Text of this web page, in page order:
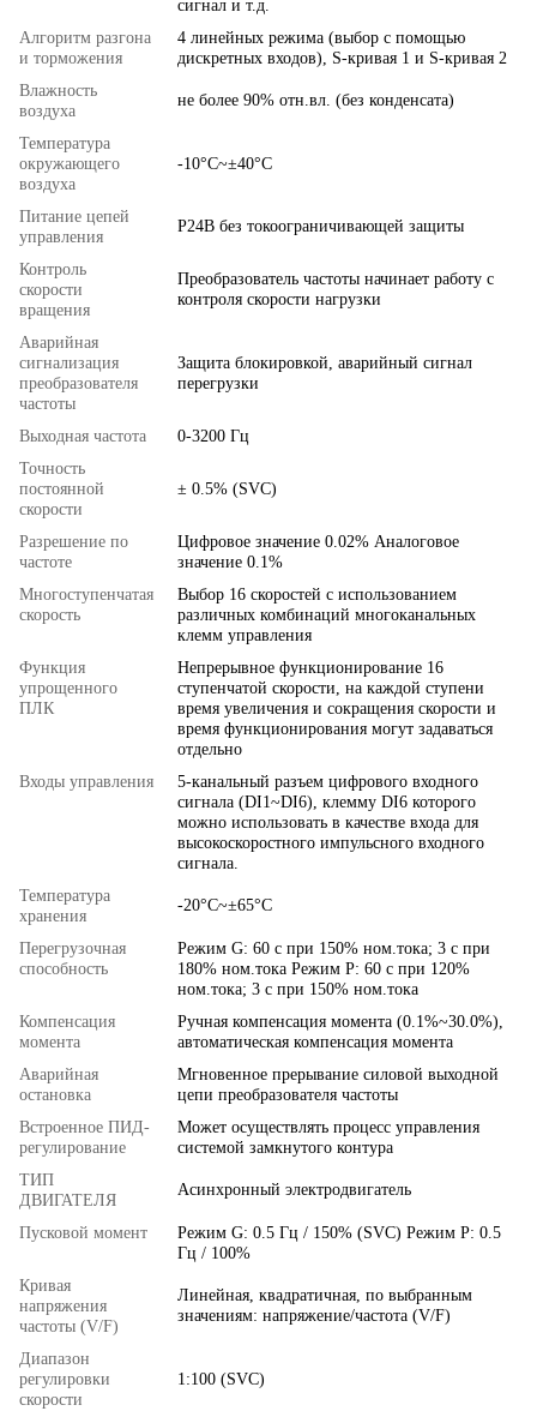
сигнал и т.д.
Алгоритм разгона
и торможения
4 линейных режима (выбор с помощью
дискретных входов), S-кривая 1 и S-кривая 2
Влажность
воздуха
не более 90% отн.вл. (без конденсата)
Температура
окружающего
воздуха
-10°C~±40°C
Питание цепей
управления
P24B без токоограничивающей защиты
Контроль
скорости
вращения
Преобразователь частоты начинает работу с
контроля скорости нагрузки
Аварийная
сигнализация
преобразователя
частоты
Защита блокировкой, аварийный сигнал
перегрузки
Выходная частота
0-3200 Гц
Точность
постоянной
скорости
± 0.5% (SVC)
Разрешение по
частоте
Цифровое значение 0.02% Аналоговое
значение 0.1%
Многоступенчатая
скорость
Выбор 16 скоростей с использованием
различных комбинаций многоканальных
клемм управления
Функция
упрощенного
ПЛК
Непрерывное функционирование 16
ступенчатой скорости, на каждой ступени
время увеличения и сокращения скорости и
время функционирования могут задаваться
отдельно
Входы управления
5-канальный разъем цифрового входного
сигнала (DI1~DI6), клемму DI6 которого
можно использовать в качестве входа для
высокоскоростного импульсного входного
сигнала.
Температура
хранения
-20°C~±65°C
Перегрузочная
способность
Режим G: 60 с при 150% ном.тока; 3 с при
180% ном.тока Режим P: 60 с при 120%
ном.тока; 3 с при 150% ном.тока
Компенсация
момента
Ручная компенсация момента (0.1%~30.0%),
автоматическая компенсация момента
Аварийная
остановка
Мгновенное прерывание силовой выходной
цепи преобразователя частоты
Встроенное ПИД-
регулирование
Может осуществлять процесс управления
системой замкнутого контура
ТИП
ДВИГАТЕЛЯ
Асинхронный электродвигатель
Пусковой момент
Режим G: 0.5 Гц / 150% (SVC) Режим P: 0.5
Гц / 100%
Кривая
напряжения
частоты (V/F)
Линейная, квадратичная, по выбранным
значениям: напряжение/частота (V/F)
Диапазон
регулировки
скорости
1:100 (SVC)